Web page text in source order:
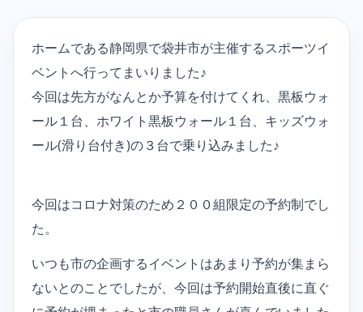
ホームである静岡県で袋井市が主催するスポーツイ
ベントへ行ってまいりました♪
今回は先方がなんとか予算を付けてくれ、黒板ウォ
ール１台、ホワイト黒板ウォール１台、キッズウォ
ール(滑り台付き)の３台で乗り込みました♪
今回はコロナ対策のため２００組限定の予約制でし
た。
いつも市の企画するイベントはあまり予約が集まら
ないとのことでしたが、今回は予約開始直後に直ぐ